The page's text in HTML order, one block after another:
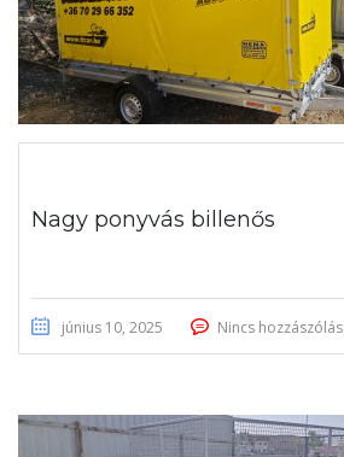
Nagy ponyvás billenős
június 10, 2025 Nincs hozzászólás